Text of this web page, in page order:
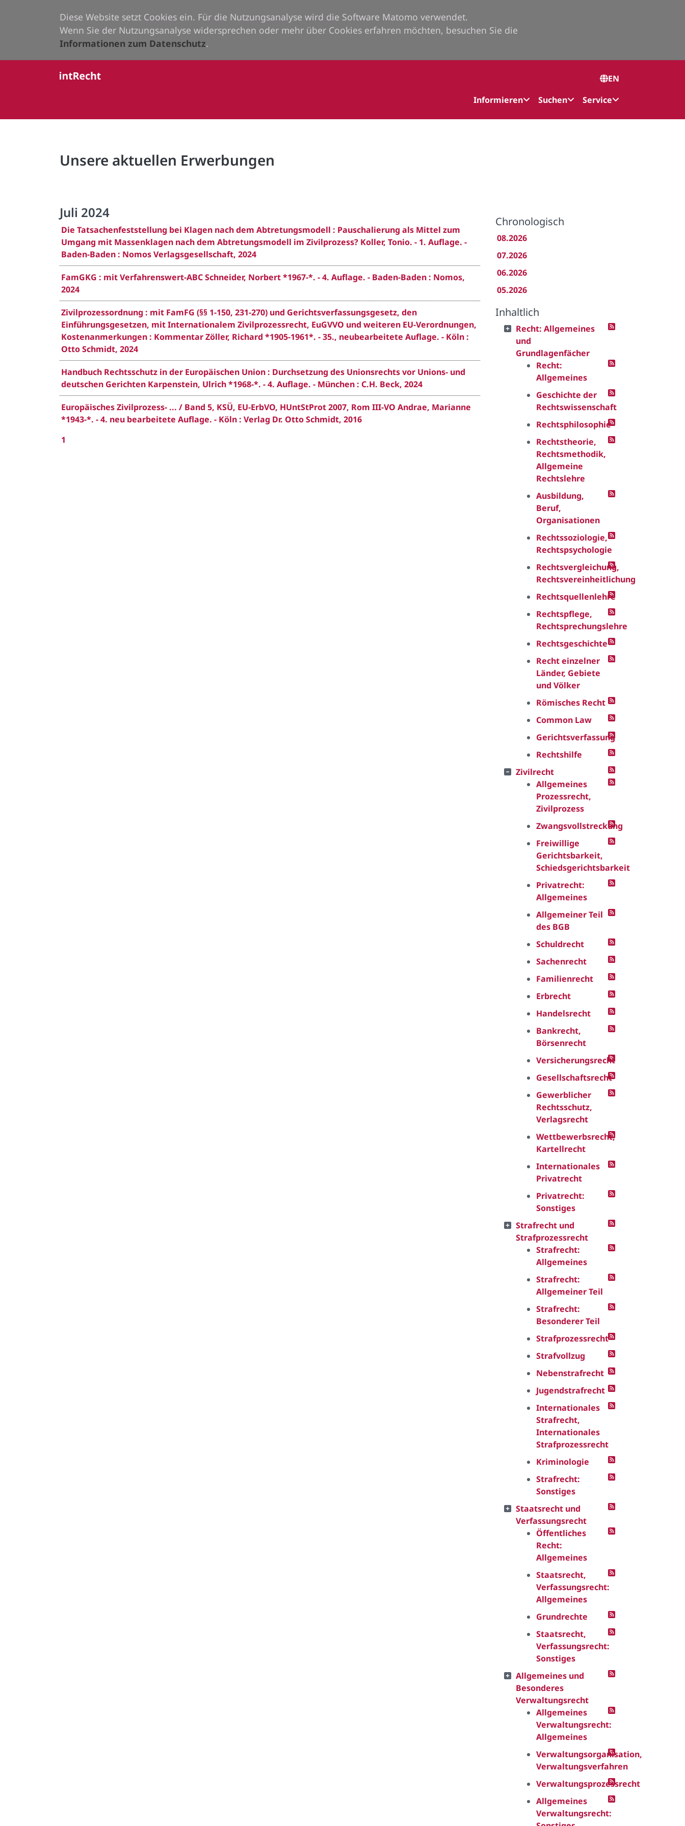
Diese Website setzt Cookies ein. Für die Nutzungsanalyse wird die Software Matomo verwendet.
Wenn Sie der Nutzungsanalyse widersprechen oder mehr über Cookies erfahren möchten, besuchen Sie die
Informationen zum Datenschutz.
EN
Informieren
Suchen Service
Unsere aktuellen Erwerbungen
Juli 2024
Die Tatsachenfeststellung bei Klagen nach dem Abtretungsmodell : Pauschalierung als Mittel zum
Umgang mit Massenklagen nach dem Abtretungsmodell im Zivilprozess? Koller, Tonio. - 1. Auflage. -
Baden-Baden : Nomos Verlagsgesellschaft, 2024
FamGKG : mit Verfahrenswert-ABC Schneider, Norbert *1967-*. - 4. Auflage. - Baden-Baden : Nomos,
2024
Zivilprozessordnung : mit FamFG (§§ 1-150, 231-270) und Gerichtsverfassungsgesetz, den
Einführungsgesetzen, mit Internationalem Zivilprozessrecht, EuGVVO und weiteren EU-Verordnungen,
Kostenanmerkungen : Kommentar Zöller, Richard *1905-1961*. - 35., neubearbeitete Auflage. - Köln :
Otto Schmidt, 2024
Handbuch Rechtsschutz in der Europäischen Union : Durchsetzung des Unionsrechts vor Unions- und
deutschen Gerichten Karpenstein, Ulrich *1968-*. - 4. Auflage. - München : C.H. Beck, 2024
Europäisches Zivilprozess- ... / Band 5, KSÜ, EU-ErbVO, HUntStProt 2007, Rom III-VO Andrae, Marianne
*1943-*. - 4. neu bearbeitete Auflage. - Köln : Verlag Dr. Otto Schmidt, 2016
1
Chronologisch
08.2026
07.2026
06.2026
05.2026
Inhaltlich
Recht: Allgemeines
und
Grundlagenfächer
Recht:
Allgemeines
Geschichte der
Rechtswissenschaft
Rechtsphilosophie
Rechtstheorie,
Rechtsmethodik,
Allgemeine
Rechtslehre
Ausbildung,
Beruf,
Organisationen
Rechtssoziologie,
Rechtspsychologie
Rechtsvergleichung,
Rechtsvereinheitlichung
Rechtsquellenlehre
Rechtspflege,
Rechtsprechungslehre
Rechtsgeschichte
Recht einzelner
Länder, Gebiete
und Völker
Römisches Recht
Common Law
Gerichtsverfassung
Rechtshilfe
Zivilrecht
Allgemeines
Prozessrecht,
Zivilprozess
Zwangsvollstreckung
Freiwillige
Gerichtsbarkeit,
Schiedsgerichtsbarkeit
Privatrecht:
Allgemeines
Allgemeiner Teil
des BGB
Schuldrecht
Sachenrecht
Familienrecht
Erbrecht
Handelsrecht
Bankrecht,
Börsenrecht
Versicherungsrecht
Gesellschaftsrecht
Gewerblicher
Rechtsschutz,
Verlagsrecht
Wettbewerbsrecht,
Kartellrecht
Internationales
Privatrecht
Privatrecht:
Sonstiges
Strafrecht und
Strafprozessrecht
Strafrecht:
Allgemeines
Strafrecht:
Allgemeiner Teil
Strafrecht:
Besonderer Teil
Strafprozessrecht
Strafvollzug
Nebenstrafrecht
Jugendstrafrecht
Internationales
Strafrecht,
Internationales
Strafprozessrecht
Kriminologie
Strafrecht:
Sonstiges
Staatsrecht und
Verfassungsrecht
Öffentliches
Recht:
Allgemeines
Staatsrecht,
Verfassungsrecht:
Allgemeines
Grundrechte
Staatsrecht,
Verfassungsrecht:
Sonstiges
Allgemeines und
Besonderes
Verwaltungsrecht
Allgemeines
Verwaltungsrecht:
Allgemeines
Verwaltungsorganisation,
Verwaltungsverfahren
Verwaltungsprozessrecht
Allgemeines
Verwaltungsrecht: